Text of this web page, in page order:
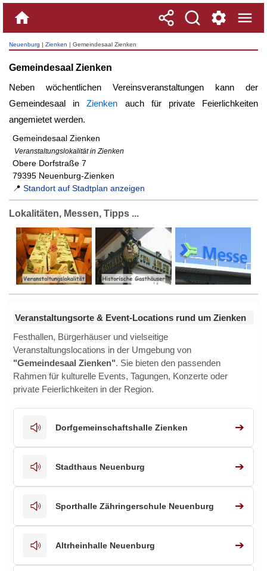
Neuenburg | Zienken | Gemeindesaal Zienken
Gemeindesaal Zienken
Neben wöchentlichen Vereinsveranstaltungen kann der
Gemeindesaal inZienken auch für private Feierlichkeiten
angemietet werden.
Gemeindesaal Zienken
Veranstaltungslokalität in Zienken
Obere Dorfstraße 7
79395 Neuenburg-Zienken
📍 Standort auf Stadtplan anzeigen
Lokalitäten, Messen, Tipps ...
Veranstaltungsorte & Event-Locations rund um Zienken
Festhallen, Bürgerhäuser und vielseitige
Veranstaltungslocations in der Umgebung von
"Gemeindesaal Zienken". Sie bieten den passenden
Rahmen für kulturelle Events, Tagungen, Konzerte oder
private Feierlichkeiten in der Region.
Dorfgemeinschaftshalle Zienken ➔
Stadthaus Neuenburg ➔
Sporthalle Zähringerschule Neuenburg ➔
Altrheinhalle Neuenburg ➔